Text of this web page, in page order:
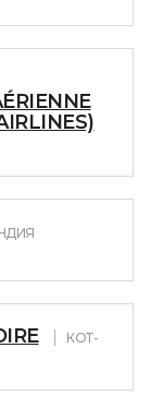
КОТ-